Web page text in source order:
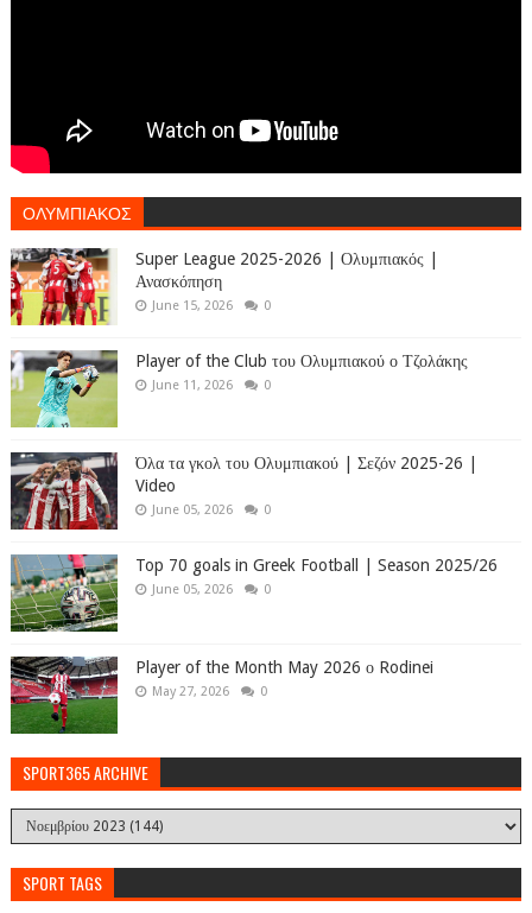
ΟΛΥΜΠΙΑΚΟΣ
Super League 2025-2026 | Ολυμπιακός |
Ανασκόπηση
June 15, 2026 0
Player of the Club του Ολυμπιακού ο Τζολάκης
June 11, 2026 0
Όλα τα γκολ του Ολυμπιακού | Σεζόν 2025-26 |
Video
June 05, 2026 0
Top 70 goals in Greek Football | Season 2025/26
June 05, 2026 0
Player of the Month May 2026 ο Rodinei
May 27, 2026 0
SPORT365 ARCHIVE
SPORT TAGS